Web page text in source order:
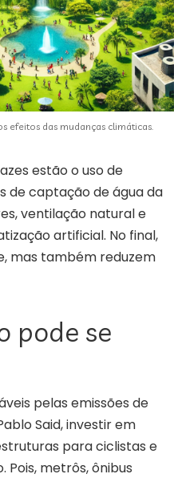
efeitos das mudanças climáticas.
estão o uso de
de captação de água da
ventilação natural e
artificial. No final,
mas também reduzem
pode se
pelas emissões de
Said, investir em
para ciclistas e
metrôs, ônibus